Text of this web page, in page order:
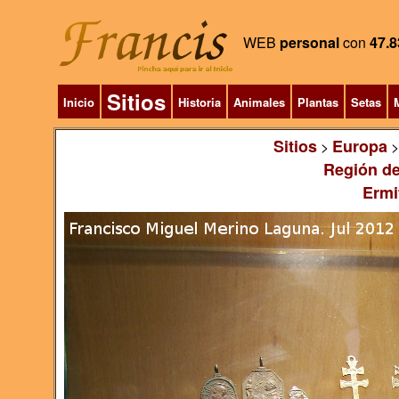
WEB personalcon
Inicio Sitios Historia Animales Plantas Setas
Sitios> Europa
Región